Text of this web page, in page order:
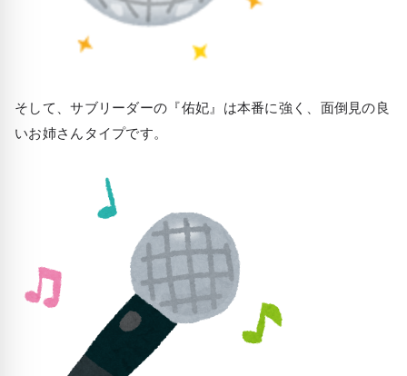
そして、サブリーダーの『佑妃』は本番に強く、面倒見の良
いお姉さんタイプです。